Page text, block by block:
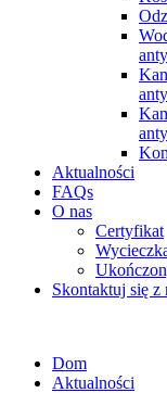
Aktualności
FAQs
O nas
Certyfikat
Skontaktuj się z
Dom
Aktualności